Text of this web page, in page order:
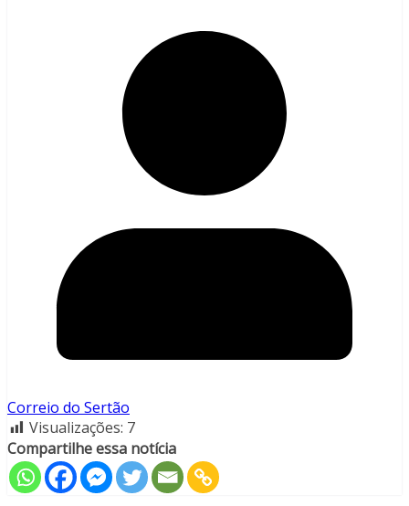
Correio do Sertão
Visualizações: 7
Compartilhe essa notícia